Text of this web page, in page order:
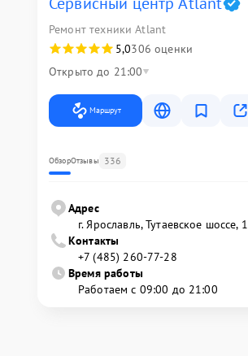
Ремонт техники Atlant
5,0306 оценки
Открыто до 21:00
Маршрут
ОбзорОтзывы 336
Адрес
г. Ярославль, Тутаевское шоссе, 1
Контакты
+7 (485) 260-77-28
Время работы
Работаем с 09:00 до 21:00